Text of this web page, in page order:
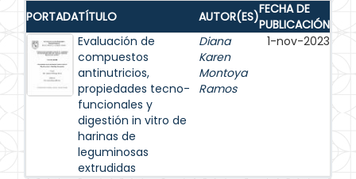
PORTADATÍTULO AUTOR(ES)FECHA DE
PUBLICACIÓN
Evaluación de
compuestos
antinutricios,
propiedades tecno-
funcionales y
digestión in vitro de
harinas de
leguminosas
extrudidas
Diana
Karen
Montoya
Ramos
1-nov-2023